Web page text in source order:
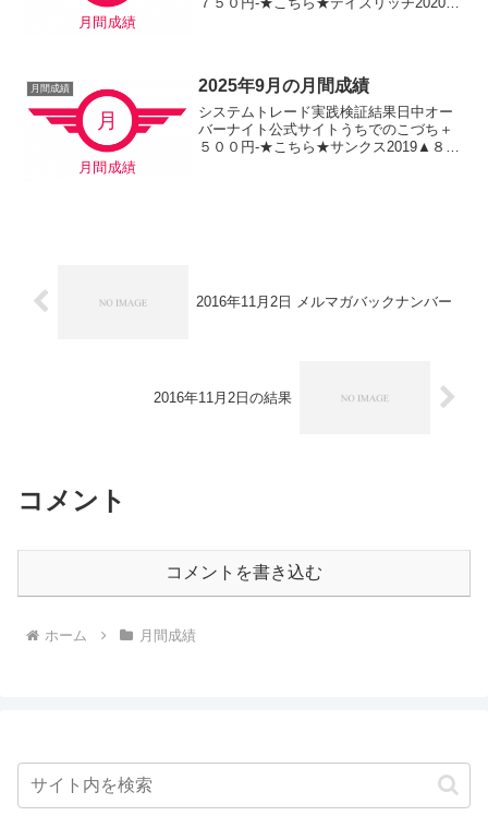
月間成績 2025年9月の月間成績
システムトレード実践検証結果日中オー
バーナイト公式サイトうちでのこづち＋
５００円-★こちら★サンクス2019▲８２
2016年11月2日 メルマガバックナンバー
2016年11月2日の結果
コメント
コメントを書き込む
ホーム 月間成績